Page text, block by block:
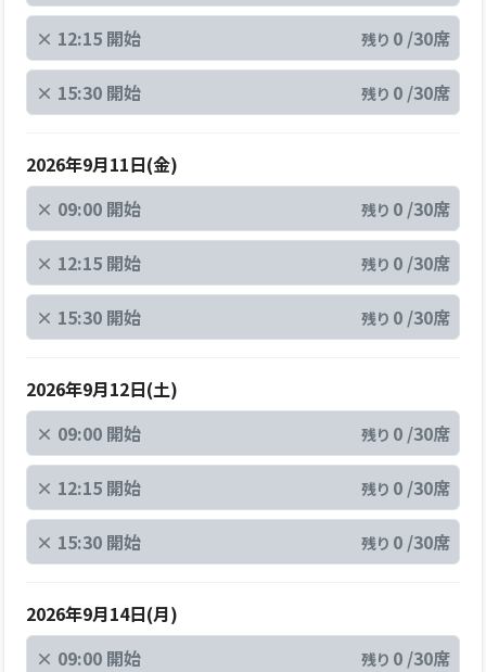
× 12:15 開始 残り0 /30席
× 15:30 開始 残り0 /30席
2026年9月11日(金)
× 09:00 開始 残り0 /30席
× 12:15 開始 残り0 /30席
× 15:30 開始 残り0 /30席
2026年9月12日(土)
× 09:00 開始 残り0 /30席
× 12:15 開始 残り0 /30席
× 15:30 開始 残り0 /30席
2026年9月14日(月)
× 09:00 開始 残り0 /30席